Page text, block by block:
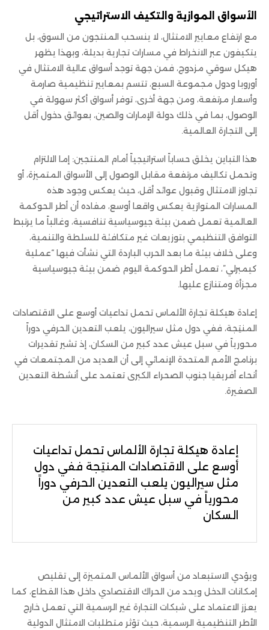
الأسواق الموازية والتكيف الاستراتيجي
مع ارتفاع معايير الامتثال، لا ينسحب المنتجون من السوق، بل
يتكيفون عبر الانخراط في مسارات تجارية بديلة، وبهذا يظهر
هيكل سوقي مزدوج، فمن جهة توجد أسواق عالية الامتثال في
أوروبا ودول مجموعة السبع، تتسم بمعايير تنظيمية صارمة
وأسعار مرتفعة، ومن جهة أخرى، توفر أسواق أكثر سهولة في
الوصول، بما في ذلك دولة الإمارات والصين، بعوائق دخول أقل
إلى التجارة العالمية.
هذا التباين يخلق حساباً استراتيجياً أمام المنتجين: إما الالتزام
وتحمل تكاليف مرتفعة مقابل الوصول إلى الأسواق المتميزة، أو
تجاوز الامتثال وقبول عوائد أقل، حيث يعكس وجود هذه
المسارات المتوازية يعكس واقعا أوسع، مفاده أن أطر الحوكمة
العالمية تعمل ضمن بيئة جيوسياسية تنافسية، وغالباً ما يرتبط
التوافق التنظيمي بتوزيعات غير متكافئة للسلطة والتنمية،
وعلى خلاف بيئة ما بعد الحرب الباردة التي نشأت فيها “عملية
كيمبرلي”، تعمل أطر الحوكمة اليوم ضمن بيئة جيوسياسية
مجزأة ومتنازع عليها.
إعادة هيكلة تجارة الألماس تحمل تداعيات أوسع على الاقتصادات
المنتِجة، ففي دول مثل سيراليون، يلعب التعدين الحرفي دوراً
محورياً في سبل عيش عدد كبير من السكان، إذ تشير تقديرات
برنامج الأمم المتحدة الإنمائي إلى أن العديد من المجتمعات في
أنحاء أفريقيا جنوب الصحراء الكبرى تعتمد على أنشطة التعدين
الصغيرة.
إعادة هيكلة تجارة الألماس تحمل تداعيات
أوسع على الاقتصادات المنتِجة ففي دول
مثل سيراليون يلعب التعدين الحرفي دوراً
محورياً في سبل عيش عدد كبير من
السكان
ويؤدي الاستبعاد من أسواق الألماس المتميزة إلى تقليص
إمكانات الدخل ويحد من الحراك الاقتصادي داخل هذا القطاع، كما
يعزز الاعتماد على شبكات التجارة غير الرسمية التي تعمل خارج
الأطر التنظيمية الرسمية، حيث تؤثر متطلبات الامتثال الدولية